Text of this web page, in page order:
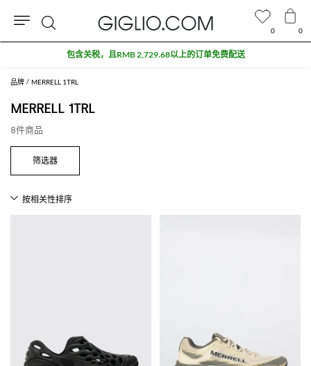
品牌 MERRELL 1TRL
MERRELL 1TRL
8件商品
0 0
包含关税，且RMB 2,729.68以上的订单免费配送